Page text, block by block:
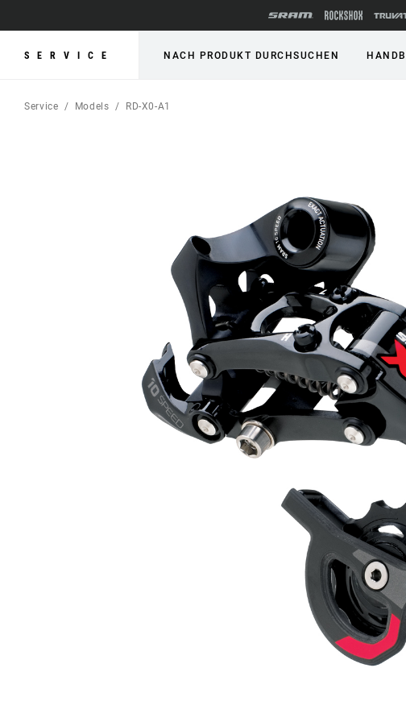
SERVICE NACH PRODUKT DURCHSUCHEN
Service Models RD-X0-A1